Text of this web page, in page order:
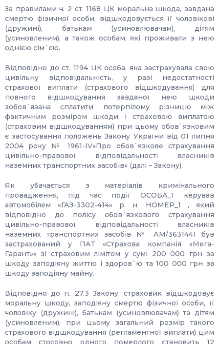
За правилами ч. 2 ст. 1168 ЦК моральна шкода, завдана
смертю фізичної особи, відшкодовується її чоловікові
(дружині), батькам (усиновлювачам), дітям
(усиновленим), а також особам, які проживали з нею
однією сім`єю.
Відповідно до ст. 1194 ЦК особа, яка застрахувала свою
цивільну відповідальність, у разі недостатності
страхової виплати (страхового відшкодування) для
повного відшкодування завданої нею шкоди
зобов`язана сплатити потерпілому різницю між
фактичним розміром шкоди і страховою виплатою
(страховим відшкодуванням) при цьому обов`язковим
є застосування положень Закону України від 01 липня
2004 року № 1961-IV«Про обов`язкове страхування
цивільно-правової відповідальності власників
наземних транспортних засобів» (далі – Закону).
Як убачається з матеріалів кримінального
провадження, під час події ОСОБА_1 керував
автомобілем «ГАЗ-3302-414» р. н. НОМЕР_1 , який
відповідно до полісу обов`язкового страхування
цивільно-правової відповідальності власників
наземних транспортних засобів № АМ/3631441 був
застрахований у ПАТ «Страхова компанія «Мега-
Гарант»» зі страховим лімітом у сумі 200 000 грн за
шкоду заподіяну життю і здоров`ю та 100 000 грн за
шкоду заподіяну майну.
Відповідно до п. 27.3 Закону, страховик відшкодовує
моральну шкоду, заподіяну смертю фізичної особи, її
чоловіку (дружині), батькам (усиновлювачам) та дітям
(усиновленим), при цьому загальний розмір такого
страхового відшкодування (регламентної виплати) цим
особам стосовно одного померлого становить 12